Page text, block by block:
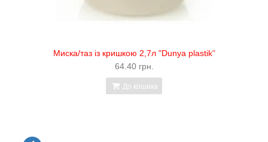
Миска/таз із кришкою 2,7л "Dunya plastik"
64.40 грн.
До кошика